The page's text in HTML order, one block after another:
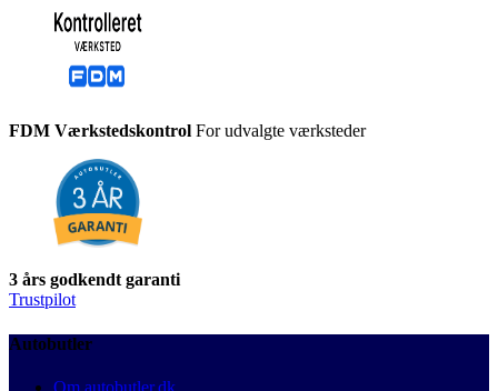
FDM Værkstedskontrol For udvalgte værksteder
3 års godkendt garanti
Trustpilot
Autobutler
Om autobutler.dk